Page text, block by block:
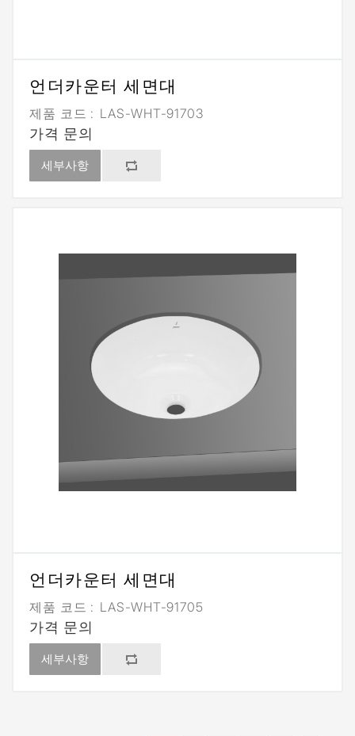
언더카운터 세면대
제품 코드 : LAS-WHT-91703
가격 문의
세부사항
언더카운터 세면대
제품 코드 : LAS-WHT-91705
가격 문의
세부사항